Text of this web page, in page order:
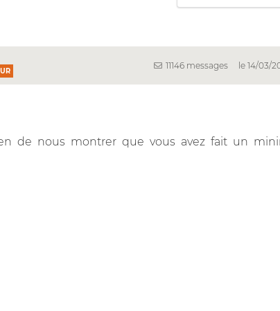
11146 messages le 14/03/
de nous montrer que vous avez fait un